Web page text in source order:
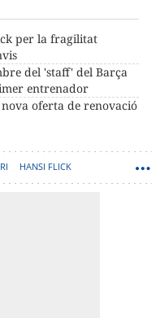
per la fragilitat
del 'staff' del Barça
entrenador
oferta de renovació
HANSI FLICK